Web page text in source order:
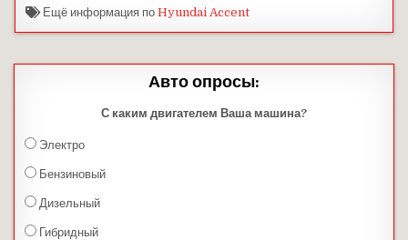
Ещё информация поHyundai Accent
Авто опросы:
С каким двигателем Ваша машина?
Электро
Бензиновый
Дизельный
Гибридный